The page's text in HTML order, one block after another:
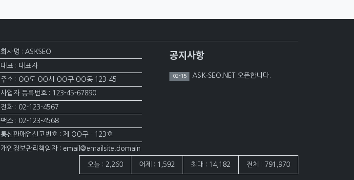
회사명 : ASKSEO
대표 : 대표자
주소 : OO도 OO시 OO구 OO동 123-45
사업자 등록번호 : 123-45-67890
전화 : 02-123-4567
팩스 : 02-123-4568
통신판매업신고번호 : 제 OO구 - 123호
개인정보관리책임자 : email@emailsite.domain
공지사항
02-15 ASK-SEO.NET 오픈합니다.
접속자집계
오늘 : 2,260 어제 : 1,592 최대 : 14,182 전체 : 791,970